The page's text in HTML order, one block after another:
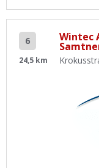
6
24,5 km
Wintec